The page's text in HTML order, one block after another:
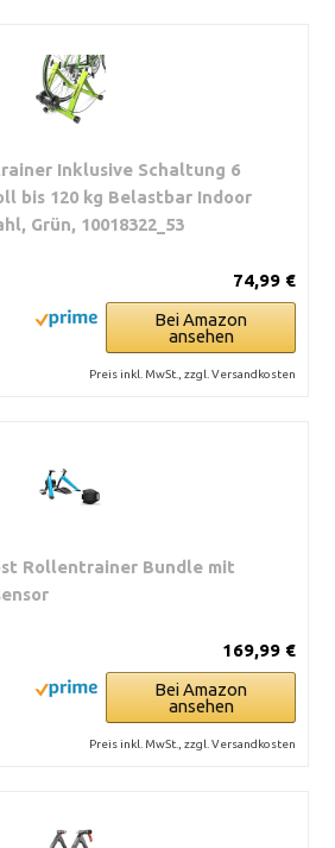
Inklusive Schaltung 6
bis 120 kg Belastbar Indoor
Grün, 10018322_53
74,99 €
Bei Amazon
ansehen
Preis inkl. MwSt., zzgl. Versandkosten
Rollentrainer Bundle mit
169,99 €
Bei Amazon
ansehen
Preis inkl. MwSt., zzgl. Versandkosten